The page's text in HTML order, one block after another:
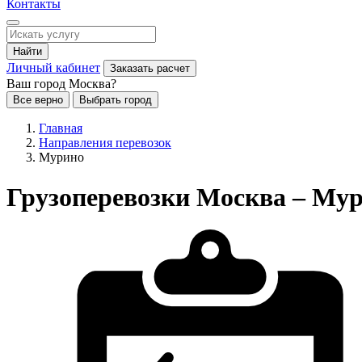
Контакты
Найти
Личный кабинет Заказать расчет
Ваш город Москва?
Все верно Выбрать город
Главная
Направления перевозок
Мурино
Грузоперевозки Москва –